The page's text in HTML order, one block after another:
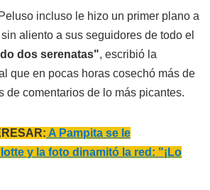
incluso le hizo un primer plano a
aliento a sus seguidores de todo el
dos serenatas", escribió la
que en pocas horas cosechó más de
de comentarios de lo más picantes.
A Pampita se le
y la foto dinamitó la red: "¡Lo